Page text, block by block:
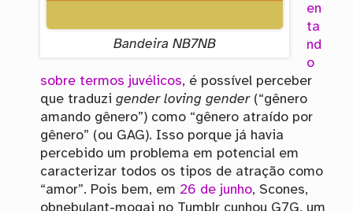
Bandeira NB7NB
en
ta
nd
o
sobre termos juvélicos, é possível perceber
que traduzi gender loving gender(“gênero
amando gênero”) como “gênero atraído por
gênero” (ou GAG). Isso porque já havia
percebido um problema em potencial em
caracterizar todos os tipos de atração como
“amor”. Pois bem, em 26 de junho, Scones,
obnebulant-mogai no Tumblr cunhou G7G, um